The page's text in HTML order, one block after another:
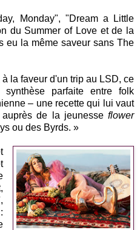
Monday", "Dream a Little
du Summer of Love et de la
eu la même saveur sans The
la faveur d'un trip au LSD, ce
parfaite entre folk
– une recette qui lui vaut
de la jeunesse flower
ou des Byrds. »